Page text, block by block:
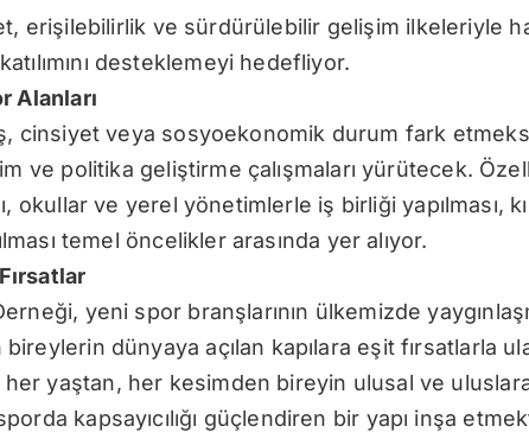
erişilebilirlik ve sürdürülebilir gelişim ilkeleriyle
desteklemeyi hedefliyor.
Alanları
cinsiyet veya sosyoekonomik durum fark
ve politika geliştirme çalışmaları yürütecek.
okullar ve yerel yönetimlerle iş birliği yapılması,
temel öncelikler arasında yer alıyor.
yeni spor branşlarının ülkemizde
dünyaya açılan kapılara eşit fırsatlarla
her yaştan, her kesimden bireyin ulusal ve
kapsayıcılığı güçlendiren bir yapı inşa